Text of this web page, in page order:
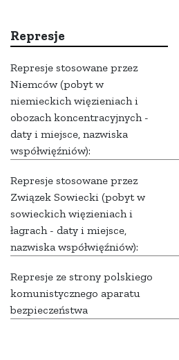
Represje
Represje stosowane przez
Niemców (pobyt w
niemieckich więzieniach i
obozach koncentracyjnych -
daty i miejsce, nazwiska
współwięźniów):
Represje stosowane przez
Związek Sowiecki (pobyt w
sowieckich więzieniach i
łagrach - daty i miejsce,
nazwiska współwięźniów):
Represje ze strony polskiego
komunistycznego aparatu
bezpieczeństwa